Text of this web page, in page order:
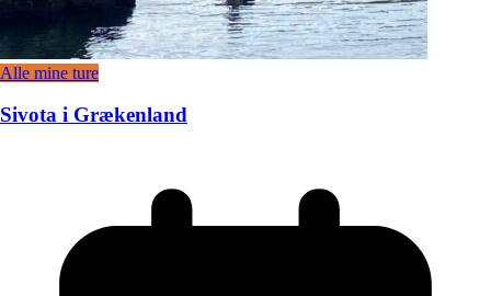
Alle mine ture
Sivota i Grækenland